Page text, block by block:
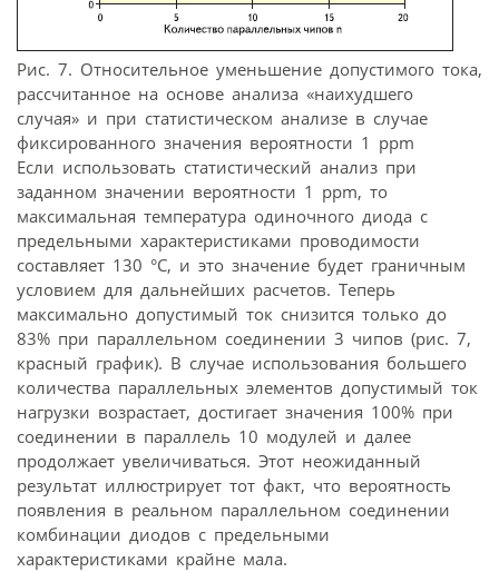
Рис. 7. Относительное уменьшение допустимого тока,
рассчитанное на основе анализа «наихудшего
случая» и при статистическом анализе в случае
фиксированного значения вероятности 1 ppm
Если использовать статистический анализ при
заданном значении вероятности 1 ppm, то
максимальная температура одиночного диода с
предельными характеристиками проводимости
составляет 130 °С, и это значение будет граничным
условием для дальнейших расчетов. Теперь
максимально допустимый ток снизится только до
83% при параллельном соединении 3 чипов (рис. 7,
красный график). В случае использования большего
количества параллельных элементов допустимый ток
нагрузки возрастает, достигает значения 100% при
соединении в параллель 10 модулей и далее
продолжает увеличиваться. Этот неожиданный
результат иллюстрирует тот факт, что вероятность
появления в реальном параллельном соединении
комбинации диодов с предельными
характеристиками крайне мала.